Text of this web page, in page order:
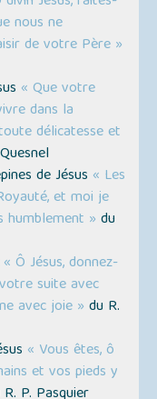
nous ne
de votre Père »
« Que votre
dans la
délicatesse et
de Jésus « Les
et moi je
humblement » du
« Ô Jésus, donnez-
suite avec
avec joie » du R.
« Vous êtes, ô
et vos pieds y